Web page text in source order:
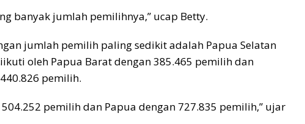
banyak jumlah pemilihnya,” ucap Betty.
jumlah pemilih paling sedikit adalah Papua Selatan
oleh Papua Barat dengan 385.465 pemilih dan
pemilih.
pemilih dan Papua dengan 727.835 pemilih,” ujar